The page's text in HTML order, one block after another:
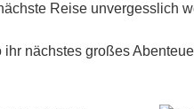
Reise unvergesslich
nächstes großes